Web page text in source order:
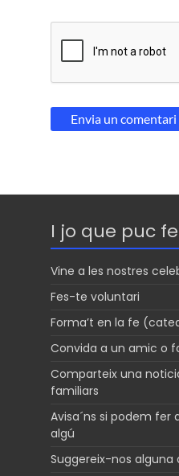
I jo que puc
Vine a les nostres
Fes-te voluntari
Forma’t en la fe
Convida a un amic o
Comparteix una
familiars
Avisa´ns si podem fer
algú
Suggereix-nos